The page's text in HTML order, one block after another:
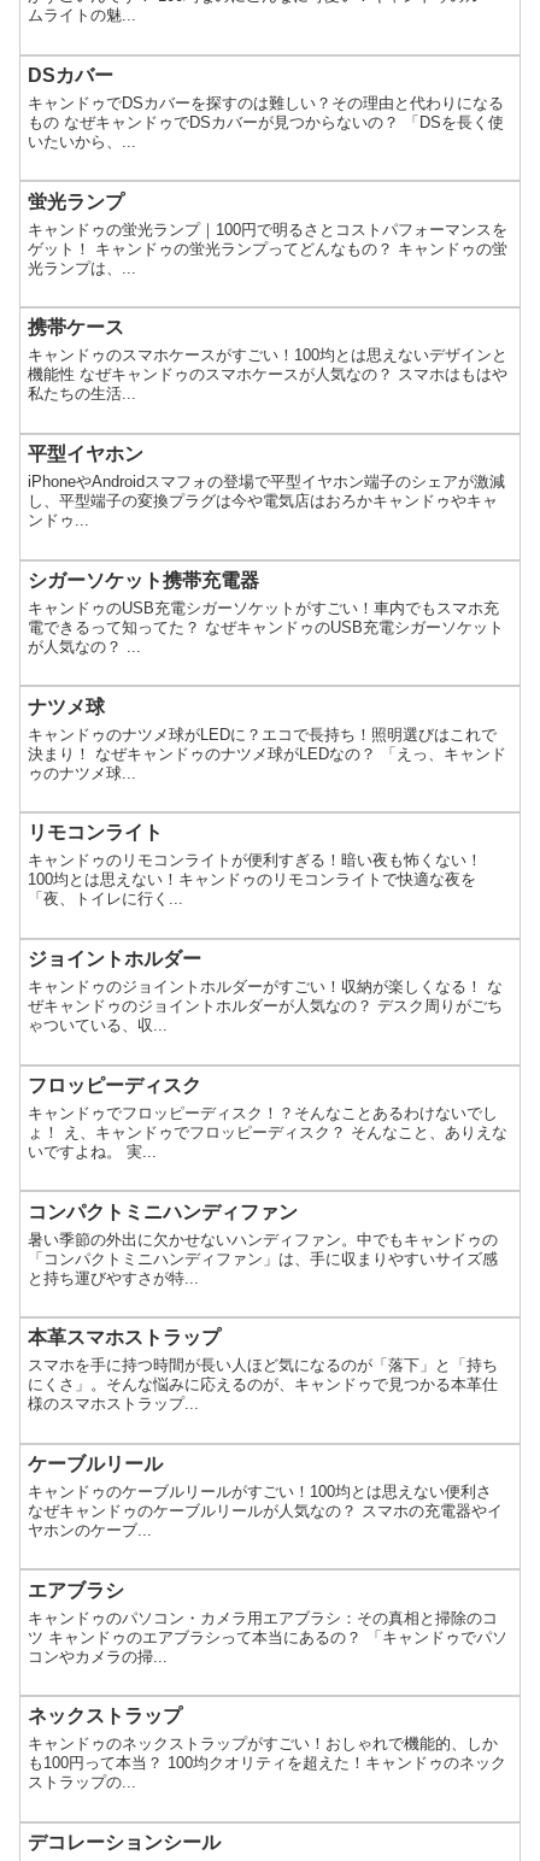
ムライトの魅...
DSカバー
キャンドゥでDSカバーを探すのは難しい？その理由と代わりになる
もの なぜキャンドゥでDSカバーが見つからないの？ 「DSを長く使
いたいから、...
蛍光ランプ
キャンドゥの蛍光ランプ｜100円で明るさとコストパフォーマンスを
ゲット！ キャンドゥの蛍光ランプってどんなもの？ キャンドゥの蛍
光ランプは、...
携帯ケース
キャンドゥのスマホケースがすごい！100均とは思えないデザインと
機能性 なぜキャンドゥのスマホケースが人気なの？ スマホはもはや
私たちの生活...
平型イヤホン
iPhoneやAndroidスマフォの登場で平型イヤホン端子のシェアが激減
し、平型端子の変換プラグは今や電気店はおろかキャンドゥやキャ
ンドゥ...
シガーソケット携帯充電器
キャンドゥのUSB充電シガーソケットがすごい！車内でもスマホ充
電できるって知ってた？ なぜキャンドゥのUSB充電シガーソケット
が人気なの？ ...
ナツメ球
キャンドゥのナツメ球がLEDに？エコで長持ち！照明選びはこれで
決まり！ なぜキャンドゥのナツメ球がLEDなの？ 「えっ、キャンド
ゥのナツメ球...
リモコンライト
キャンドゥのリモコンライトが便利すぎる！暗い夜も怖くない！
100均とは思えない！キャンドゥのリモコンライトで快適な夜を
「夜、トイレに行く...
ジョイントホルダー
キャンドゥのジョイントホルダーがすごい！収納が楽しくなる！ な
ぜキャンドゥのジョイントホルダーが人気なの？ デスク周りがごち
ゃついている、収...
フロッピーディスク
キャンドゥでフロッピーディスク！？そんなことあるわけないでし
ょ！ え、キャンドゥでフロッピーディスク？ そんなこと、ありえな
いですよね。 実...
コンパクトミニハンディファン
暑い季節の外出に欠かせないハンディファン。中でもキャンドゥの
「コンパクトミニハンディファン」は、手に収まりやすいサイズ感
と持ち運びやすさが特...
本革スマホストラップ
スマホを手に持つ時間が長い人ほど気になるのが「落下」と「持ち
にくさ」。そんな悩みに応えるのが、キャンドゥで見つかる本革仕
様のスマホストラップ...
ケーブルリール
キャンドゥのケーブルリールがすごい！100均とは思えない便利さ
なぜキャンドゥのケーブルリールが人気なの？ スマホの充電器やイ
ヤホンのケーブ...
エアブラシ
キャンドゥのパソコン・カメラ用エアブラシ：その真相と掃除のコ
ツ キャンドゥのエアブラシって本当にあるの？ 「キャンドゥでパソ
コンやカメラの掃...
ネックストラップ
キャンドゥのネックストラップがすごい！おしゃれで機能的、しか
も100円って本当？ 100均クオリティを超えた！キャンドゥのネック
ストラップの...
デコレーションシール